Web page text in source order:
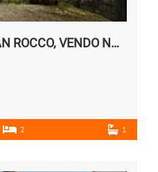
Rif. SE – CAMOGLI SAN ROCCO, VENDO NUDA PROPRIETA’
2 1